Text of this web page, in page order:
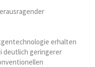
erhalten
deutlich geringerer